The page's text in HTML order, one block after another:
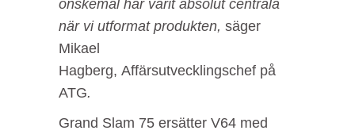
önskemål har varit absolut centrala
när vi utformat produkten, säger
Mikael
Hagberg, Affärsutvecklingschef på
ATG.
Grand Slam 75 ersätter V64 med